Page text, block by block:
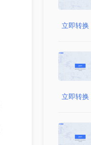
立即转换
立即转换